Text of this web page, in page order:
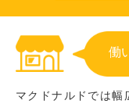
働
マクドナルドでは幅